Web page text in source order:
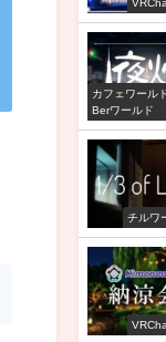
カフェワール
Berワールド
チルワ